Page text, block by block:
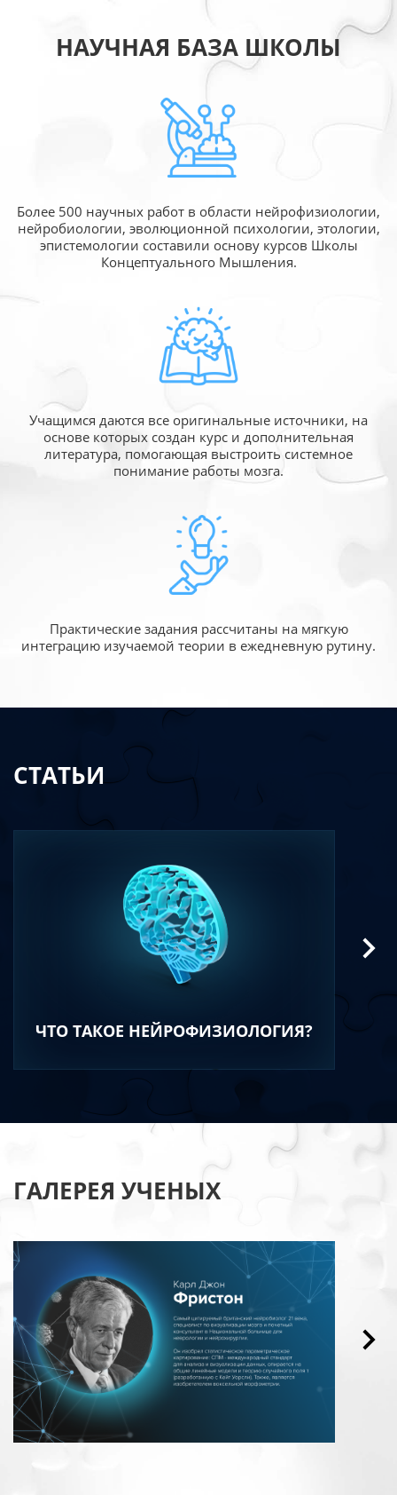
НАУЧНАЯ БАЗА ШКОЛЫ
Более 500 научных работ в области нейрофизиологии,
нейробиологии, эволюционной психологии, этологии,
эпистемологии составили основу курсов Школы
Концептуального Мышления.
Учащимся даются все оригинальные источники, на
основе которых создан курс и дополнительная
литература, помогающая выстроить системное
понимание работы мозга.
Практические задания рассчитаны на мягкую
интеграцию изучаемой теории в ежедневную рутину.
СТАТЬИ
ЧТО ТАКОЕ НЕЙРОФИЗИОЛОГИЯ?
ГАЛЕРЕЯ УЧЕНЫХ